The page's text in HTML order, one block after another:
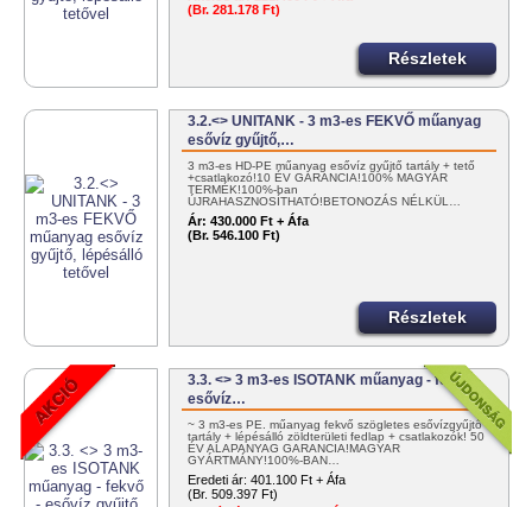
(Br. 281.178 Ft)
Részletek
3.2.<> UNITANK - 3 m3-es FEKVŐ műanyag
esővíz gyűjtő,…
3 m3-es HD-PE műanyag esővíz gyűjtő tartály + tető
+csatlakozó!10 ÉV GARANCIA!100% MAGYAR
TERMÉK!100%-ban
ÚJRAHASZNOSÍTHATÓ!BETONOZÁS NÉLKÜL…
Ár: 430.000 Ft + Áfa
(Br. 546.100 Ft)
Részletek
3.3. <> 3 m3-es ISOTANK műanyag - fekvő -
esővíz…
~ 3 m3-es PE. műanyag fekvő szögletes esővízgyűjtő
tartály + lépésálló zöldterületi fedlap + csatlakozók! 50
ÉV ALAPANYAG GARANCIA!MAGYAR
GYÁRTMÁNY!100%-BAN…
Eredeti ár: 401.100 Ft + Áfa
(Br. 509.397 Ft)